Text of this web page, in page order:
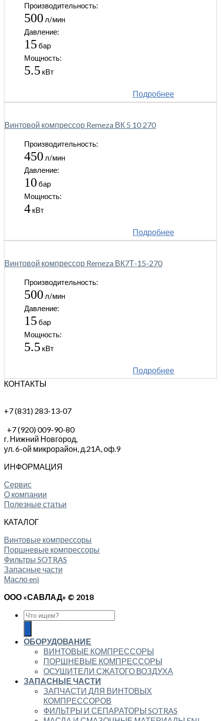
Производительность:
500 л/мин
Давление:
15 бар
Мощность:
5.5 кВт
Подробнее
Винтовой компрессор Remeza ВК 5 10 270
Производительность:
450 л/мин
Давление:
10 бар
Мощность:
4 кВт
Подробнее
Винтовой компрессор Remeza ВК7Т-15-270
Производительность:
500 л/мин
Давление:
15 бар
Мощность:
5.5 кВт
Подробнее
КОНТАКТЫ
+7 (831) 283-13-07
+7 (920) 009-90-80
г. Нижний Новгород,
ул. 6-ой микрорайон, д.21А, оф.9
ИНФОРМАЦИЯ
Сервис
О компании
Полезные статьи
КАТАЛОГ
Винтовые компрессоры
Поршневые компрессоры
Фильтры SOTRAS
Запасные части
Масло eni
ООО «САВЛАД» © 2018
ОБОРУДОВАНИЕ
ВИНТОВЫЕ КОМПРЕССОРЫ
ПОРШНЕВЫЕ КОМПРЕССОРЫ
ОСУШИТЕЛИ СЖАТОГО ВОЗДУХА
ЗАПАСНЫЕ ЧАСТИ
ЗАПЧАСТИ ДЛЯ ВИНТОВЫХ
КОМПРЕССОРОВ
ФИЛЬТРЫ И СЕПАРАТОРЫ SOTRAS